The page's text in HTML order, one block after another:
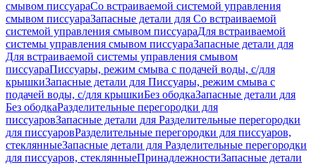
смывом писсуараСо встраиваемой системой управления
смывом писсуараЗапасные детали для Со встраиваемой
системой управления смывом писсуараДля встраиваемой
системы управления смывом писсуараЗапасные детали для
Для встраиваемой системы управления смывом
писсуараПиссуары, режим смыва с подачей воды, с/для
крышкиЗапасные детали для Писсуары, режим смыва с
подачей воды, с/для крышкиБез ободкаЗапасные детали для
Без ободкаРазделительные перегородки для
писсуаровЗапасные детали для Разделительные перегородки
для писсуаровРазделительные перегородки для писсуаров,
стеклянныеЗапасные детали для Разделительные перегородки
для писсуаров, стеклянныеПринадлежностиЗапасные детали